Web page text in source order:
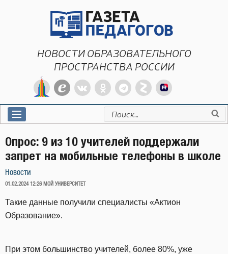
НОВОСТИ ОБРАЗОВАТЕЛЬНОГО
ПРОСТРАНСТВА РОССИИ
Искать:
Опрос: 9 из 10 учителей поддержали
запрет на мобильные телефоны в школе
Новости
ОПУБЛИКОВАНО
01.02.2024 12:26 МОЙ УНИВЕРСИТЕТ
Такие данные получили специалисты «Актион
Образование».
При этом большинство учителей, более 80%, уже